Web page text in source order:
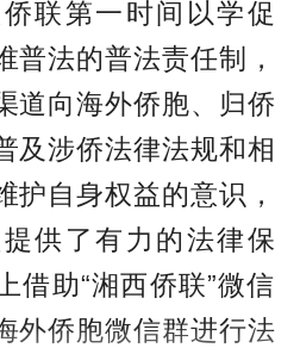
联第一时间以学促
普法的普法责任制，
道向海外侨胞、归侨
及涉侨法律法规和相
护自身权益的意识，
供了有力的法律保
借助“湘西侨联”微信
外侨胞微信群进行法